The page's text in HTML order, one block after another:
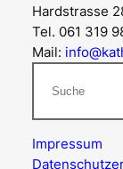
Hardstrasse
Tel. 061 319
Mail:
Impressum